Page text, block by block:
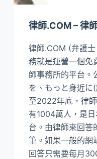
律師.COM – 律
律師.COM (弁護
務就是運營一個免
師事務所的平台。
を、もっと身近に
至2022年底，律
有1004萬人，是
台。由律師來回答
筆。如果一般的網
回答只需要每月